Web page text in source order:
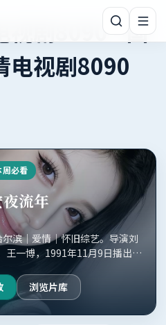
视剧8090-国
电视剧8090
周必看
流年
滨｜爱情｜怀旧综艺。导演刘
王一博，1991年11月9日播出，
视剧8090正版收录。
浏览片库